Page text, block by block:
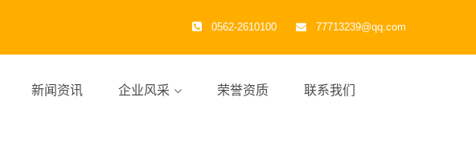
0562-2610100 77713239@qq.com
新闻资讯 企业风采 荣誉资质 联系我们